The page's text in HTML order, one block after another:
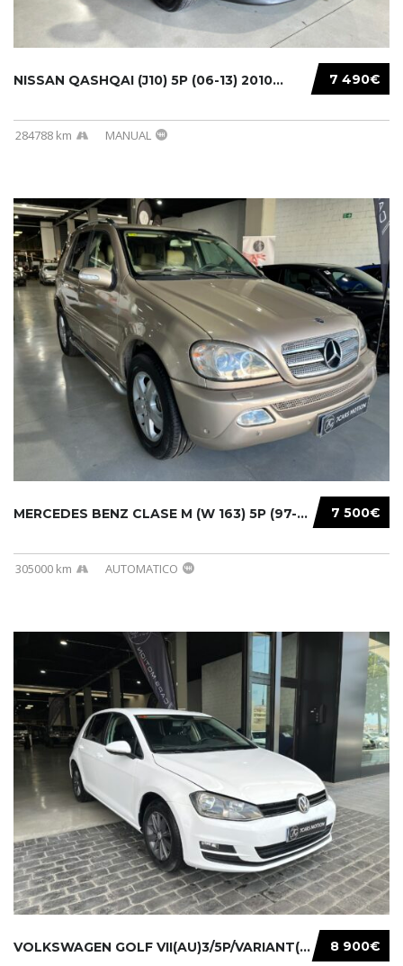
7 490€
NISSAN QASHQAI (J10) 5P (06-13) 2010...
284788 km MANUAL
7 500€
MERCEDES BENZ CLASE M (W 163) 5P (97-05) 200...
305000 km AUTOMATICO
8 900€
VOLKSWAGEN GOLF VII(AU)3/5P/VARIANT(12-16 20...